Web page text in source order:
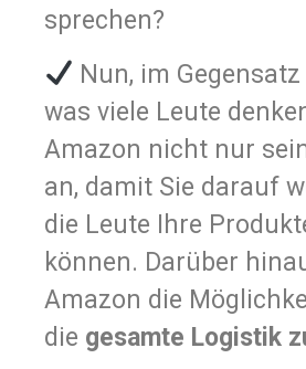
sprechen?
Nun, im
was viele Leute
Amazon nicht nur
an, damit Sie darauf
die Leute Ihre
können. Darüber
Amazon die
die gesamte Logistik